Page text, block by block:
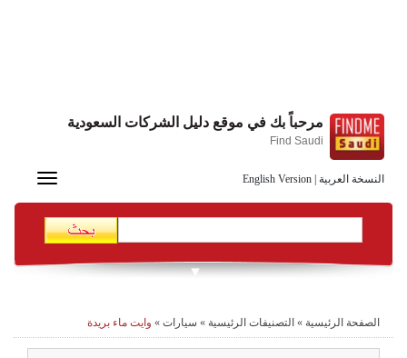
النسخة العربية English Version
مرحباً بك في موقع دليل الشركات السعودية
Find Saudi
Toggle
الصفحة الرئيسية » التصنيفات الرئيسية » سيارات » وايت ماء بريدة